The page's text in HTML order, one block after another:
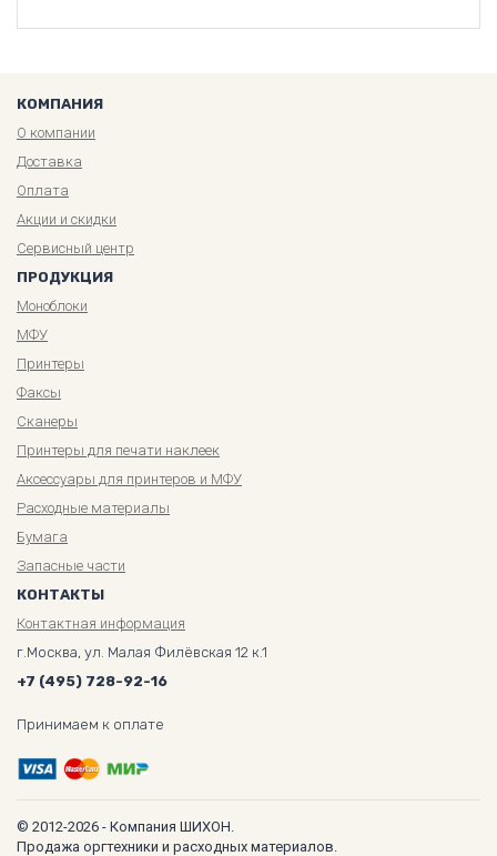
КОМПАНИЯ
О компании
Доставка
Оплата
Акции и скидки
Сервисный центр
ПРОДУКЦИЯ
Моноблоки
МФУ
Принтеры
Факсы
Сканеры
Принтеры для печати наклеек
Аксессуары для принтеров и МФУ
Расходные материалы
Бумага
Запасные части
КОНТАКТЫ
Контактная информация
г.Москва, ул. Малая Филёвская 12 к.1
+7 (495) 728-92-16
Принимаем к оплате
© 2012-2026 - Компания ШИХОН.
Продажа оргтехники и расходных материалов.